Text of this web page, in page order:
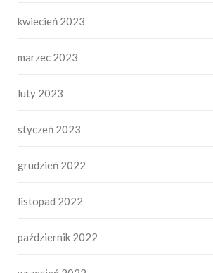
kwiecień 2023
marzec 2023
luty 2023
styczeń 2023
grudzień 2022
listopad 2022
październik 2022